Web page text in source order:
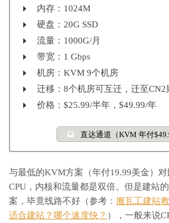
内存：1024M
硬盘：20G SSD
流量：1000G/月
带宽：1 Gbps
机房：KVM 9个机房
迁移：8个机房可互迁，迁至CN2
价格：$25.99/半年，$49.99/年
直达通道（KVM 年付
与最低的KVM方案（年付19.99美金）对
CPU，内核和流量都是双倍。但是建站
案，毕竟线路不好（参考： 搬瓦工建站
适合建站？哪个速度快？ ），一般来说